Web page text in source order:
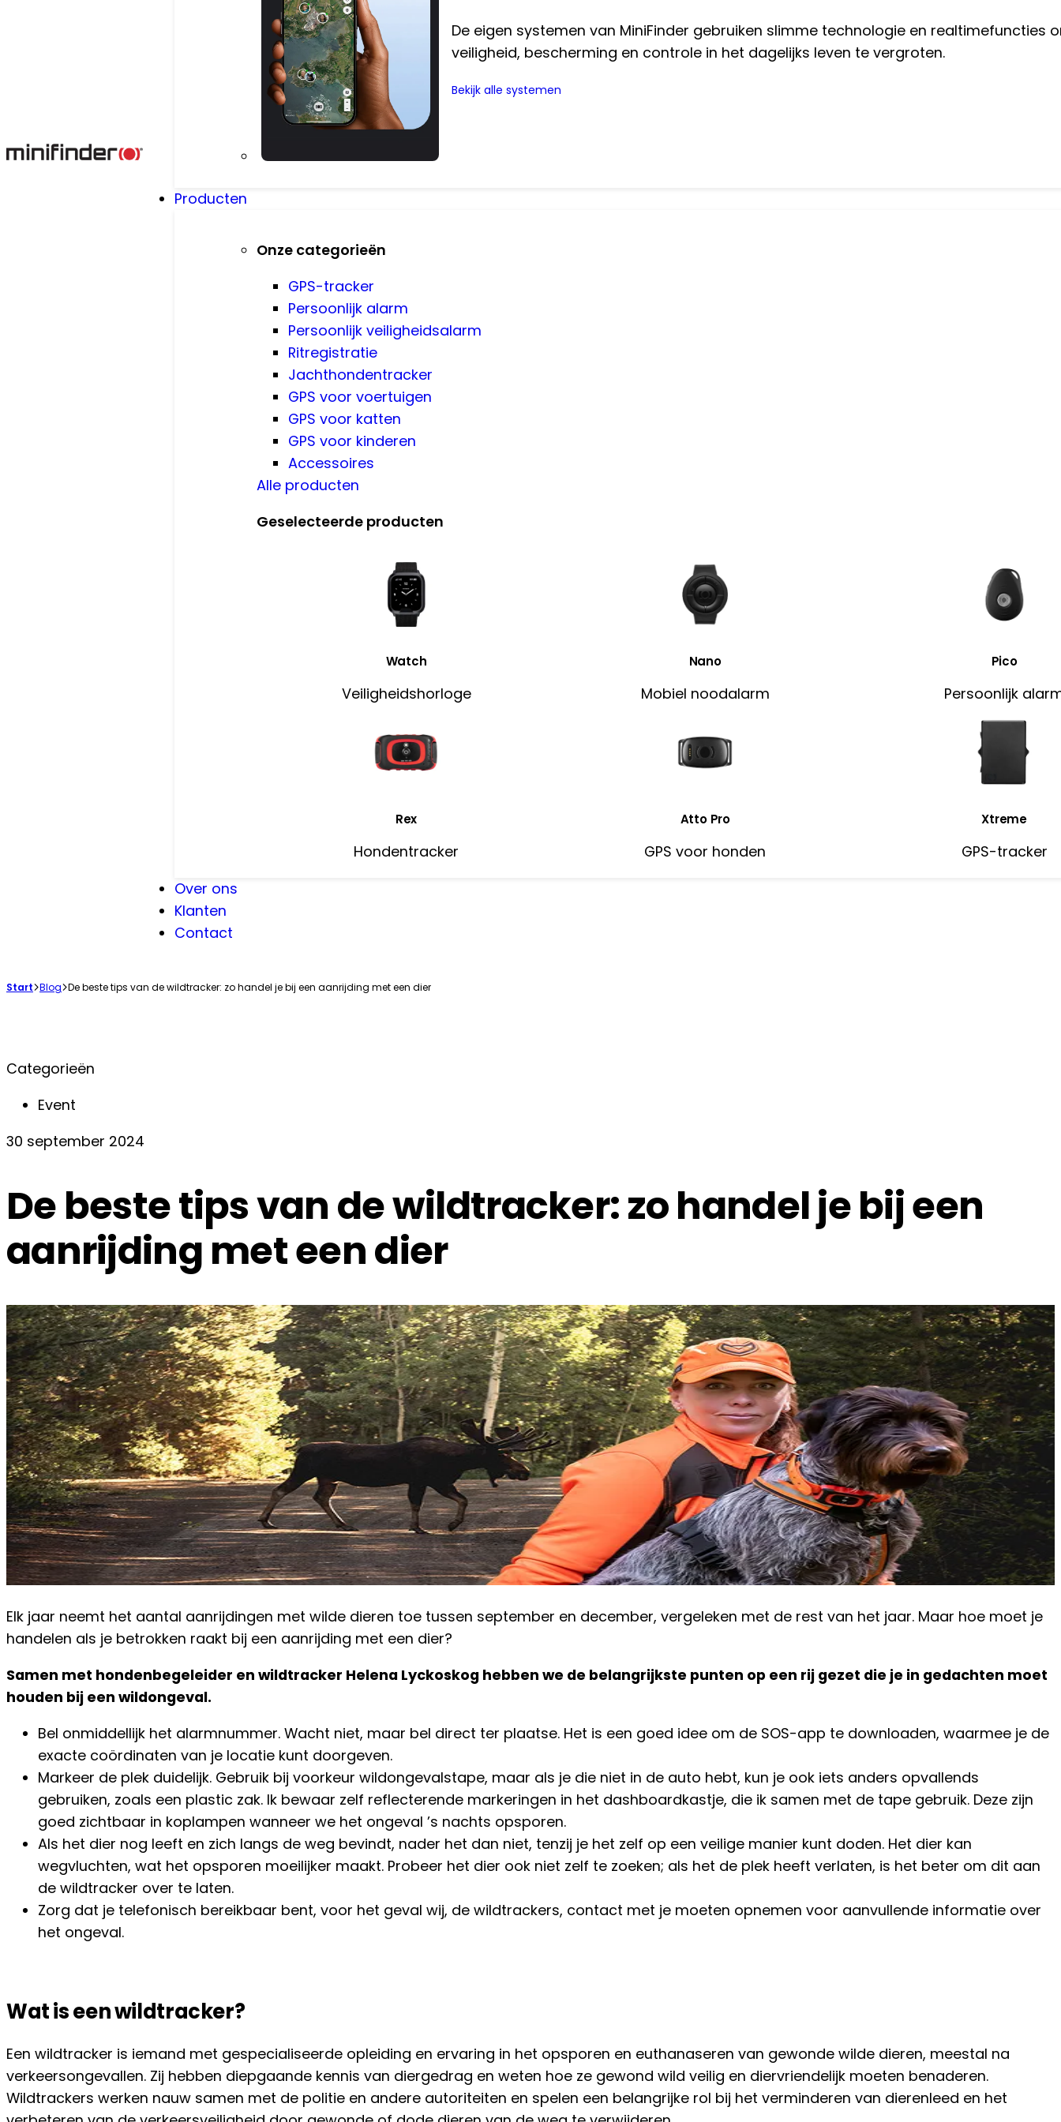
De eigen systemen van MiniFinder gebruiken slimme technologie en realtimefuncties
veiligheid, bescherming en controle in het dagelijks leven te vergroten.
Bekijk alle systemen
Producten
Onze categorieën
GPS-tracker
Persoonlijk alarm
Persoonlijk veiligheidsalarm
Ritregistratie
Jachthondentracker
GPS voor voertuigen
GPS voor katten
GPS voor kinderen
Accessoires
Alle producten
Geselecteerde producten
Watch
Veiligheidshorloge
Nano
Mobiel noodalarm
Pico
Persoonlijk
Rex
Hondentracker
Atto Pro
GPS voor honden
Xtreme
GPS-tracker
Over ons
Klanten
Contact
Start Blog De beste tips van de wildtracker: zo handel je bij een aanrijding met een dier
Categorieën
Event
30 september 2024
De beste tips van de wildtracker: zo handel je bij een
aanrijding met een dier
Elk jaar neemt het aantal aanrijdingen met wilde dieren toe tussen september en december, vergeleken met de rest van het jaar. Maar hoe moet je
handelen als je betrokken raakt bij een aanrijding met een dier?
Samen met hondenbegeleider en wildtracker Helena Lyckoskog hebben we de belangrijkste punten op een rij gezet die je in gedachten moet
houden bij een wildongeval.
Bel onmiddellijk het alarmnummer. Wacht niet, maar bel direct ter plaatse. Het is een goed idee om de SOS-app te downloaden, waarmee je de
exacte coördinaten van je locatie kunt doorgeven.
Markeer de plek duidelijk. Gebruik bij voorkeur wildongevalstape, maar als je die niet in de auto hebt, kun je ook iets anders opvallends
gebruiken, zoals een plastic zak. Ik bewaar zelf reflecterende markeringen in het dashboardkastje, die ik samen met de tape gebruik. Deze zijn
goed zichtbaar in koplampen wanneer we het ongeval ’s nachts opsporen.
Als het dier nog leeft en zich langs de weg bevindt, nader het dan niet, tenzij je het zelf op een veilige manier kunt doden. Het dier kan
wegvluchten, wat het opsporen moeilijker maakt. Probeer het dier ook niet zelf te zoeken; als het de plek heeft verlaten, is het beter om dit aan
de wildtracker over te laten.
Zorg dat je telefonisch bereikbaar bent, voor het geval wij, de wildtrackers, contact met je moeten opnemen voor aanvullende informatie over
het ongeval.
Wat is een wildtracker?
Een wildtracker is iemand met gespecialiseerde opleiding en ervaring in het opsporen en euthanaseren van gewonde wilde dieren, meestal na
verkeersongevallen. Zij hebben diepgaande kennis van diergedrag en weten hoe ze gewond wild veilig en diervriendelijk moeten benaderen.
Wildtrackers werken nauw samen met de politie en andere autoriteiten en spelen een belangrijke rol bij het verminderen van dierenleed en het